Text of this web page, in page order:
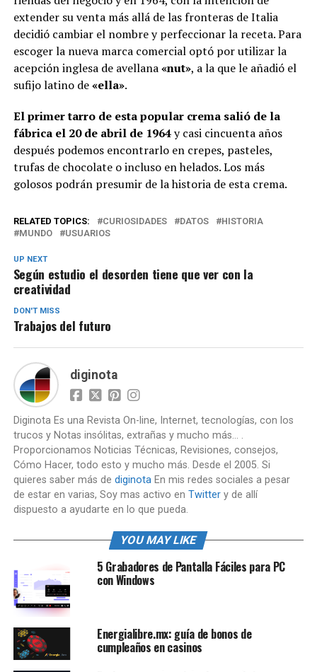
extender su venta más allá de las fronteras de Italia
decidió cambiar el nombre y perfeccionar la receta. Para
escoger la nueva marca comercial optó por utilizar la
acepción inglesa de avellana«nut», a la que le añadió el
sufijo latino de«ella».
El primer tarro de esta popular crema salió de la
fábrica el 20 de abril de 1964y casi cincuenta años
después podemos encontrarlo en crepes, pasteles,
trufas de chocolate o incluso en helados. Los más
golosos podrán presumir de la historia de esta crema.
RELATED TOPICS: CURIOSIDADES DATOS
HISTORIA
MUNDO
USUARIOS
UP NEXT
Según estudio el desorden tiene que ver con la
creatividad
DON'T MISS
Trabajos del futuro
diginota
Diginota Es una Revista On-line, Internet, tecnologías, con los
trucos y Notas insólitas, extrañas y mucho más... .
Proporcionamos Noticias Técnicas, Revisiones, consejos,
Cómo Hacer, todo esto y mucho más. Desde el 2005. Si
quieres saber más de diginotaEn mis redes sociales a pesar
de estar en varias, Soy mas activo en Twittery de allí
dispuesto a ayudarte en lo que pueda.
YOU MAY LIKE
5 Grabadores de Pantalla Fáciles para PC
con Windows
Energialibre.mx: guía de bonos de
cumpleaños en casinos